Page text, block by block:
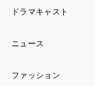
ドラマキャスト
ニュース
ファッション